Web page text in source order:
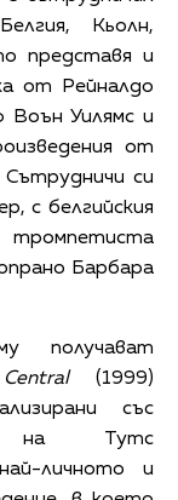
Кьолн,
представя и
от Рейналдо
Воън Уилямс и
от
Сътрудничи си
с белгийския
тромпетиста
Барбара
получават
(1999)
със
на Тутс
личното и